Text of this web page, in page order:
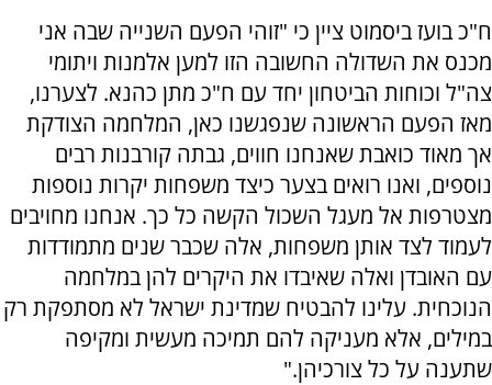
ח"כ בועז ביסמוט ציין כי "זוהי הפעם השנייה שבה אני
מכנס את השדולה החשובה הזו למען אלמנות ויתומי
צה"ל וכוחות הביטחון יחד עם ח"כ מתן כהנא. לצערנו,
מאז הפעם הראשונה שנפגשנו כאן, המלחמה הצודקת
אך מאוד כואבת שאנחנו חווים, גבתה קורבנות רבים
נוספים, ואנו רואים בצער כיצד משפחות יקרות נוספות
מצטרפות אל מעגל השכול הקשה כל כך. אנחנו מחויבים
לעמוד לצד אותן משפחות, אלה שכבר שנים מתמודדות
עם האובדן ואלה שאיבדו את היקרים להן במלחמה
הנוכחית. עלינו להבטיח שמדינת ישראל לא מסתפקת רק
במילים, אלא מעניקה להם תמיכה מעשית ומקיפה
שתענה על כל צורכיהן."